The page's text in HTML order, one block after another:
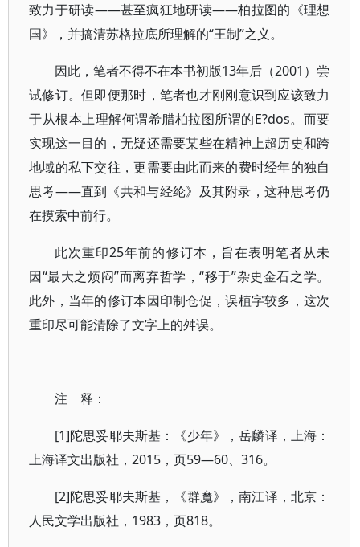
致力于研读——甚至疯狂地研读——柏拉图的《理想
国》，并搞清苏格拉底所理解的“王制”之义。
因此，笔者不得不在本书初版13年后（2001）尝
试修订。但即便那时，笔者也才刚刚意识到应该致力
于从根本上理解何谓希腊柏拉图所谓的E?dos。而要
实现这一目的，无疑还需要某些在精神上超历史和跨
地域的私下交往，更需要由此而来的费时经年的独自
思考——直到《共和与经纶》及其附录，这种思考仍
在摸索中前行。
此次重印25年前的修订本，旨在表明笔者从未
因“最大之烦闷”而离弃哲学，“移于”杂史金石之学。
此外，当年的修订本因印制仓促，误植字较多，这次
重印尽可能清除了文字上的舛误。
注 释：
[1]陀思妥耶夫斯基：《少年》，岳麟译，上海：
上海译文出版社，2015，页59—60、316。
[2]陀思妥耶夫斯基，《群魔》，南江译，北京：
人民文学出版社，1983，页818。